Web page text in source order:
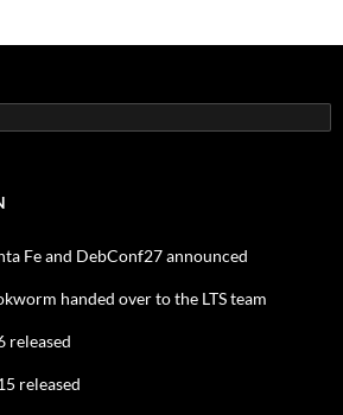
Fe and DebConf27 announced
handed over to the LTS team
released
released